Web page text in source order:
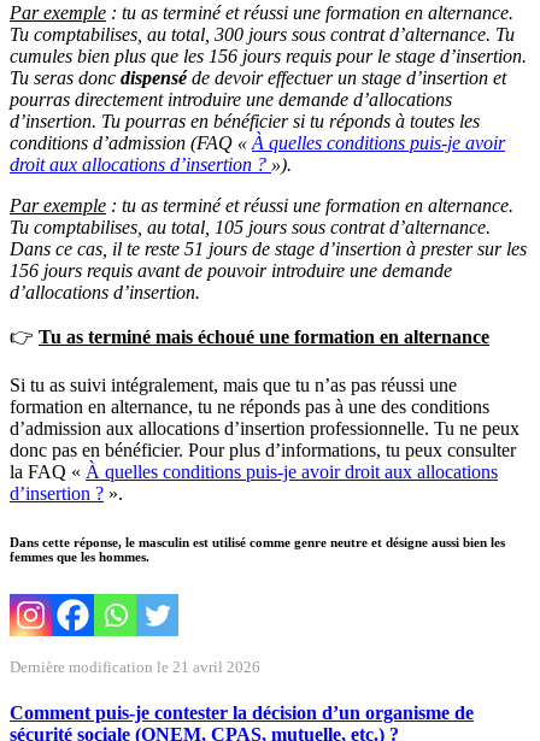
Par exemple : tu as terminé et réussi une formation en alternance.
Tu comptabilises, au total, 300 jours sous contrat d’alternance. Tu
cumules bien plus que les 156 jours requis pour le stage d’insertion.
Tu seras donc dispenséde devoir effectuer un stage d’insertion et
pourras directement introduire une demande d’allocations
d’insertion. Tu pourras en bénéficier si tu réponds à toutes les
conditions d’admission (FAQ « À quelles conditions puis-je avoir
droit aux allocations d’insertion ? »).
Par exemple : tu as terminé et réussi une formation en alternance.
Tu comptabilises, au total, 105 jours sous contrat d’alternance.
Dans ce cas, il te reste 51 jours de stage d’insertion à prester sur les
156 jours requis avant de pouvoir introduire une demande
d’allocations d’insertion.
👉 Tu as terminé mais échoué une formation en alternance
Si tu as suivi intégralement, mais que tu n’as pas réussi une
formation en alternance, tu ne réponds pas à une des conditions
d’admission aux allocations d’insertion professionnelle. Tu ne peux
donc pas en bénéficier. Pour plus d’informations, tu peux consulter
la FAQ « À quelles conditions puis-je avoir droit aux allocations
d’insertion ? ».
Dans cette réponse, le masculin est utilisé comme genre neutre et désigne aussi bien les
femmes que les hommes.
Dernière modification le 21 avril 2026
Comment puis-je contester la décision d’un organisme de
sécurité sociale (ONEM, CPAS, mutuelle, etc.) ?